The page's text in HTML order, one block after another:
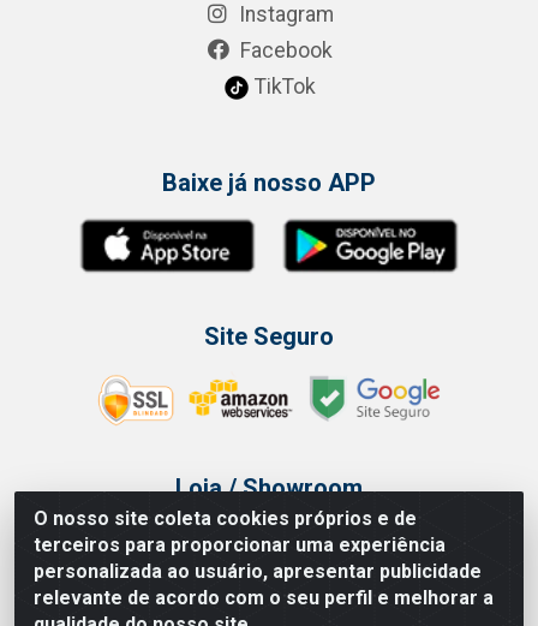
O nosso site coleta cookies próprios e de
terceiros para proporcionar uma experiência
personalizada ao usuário, apresentar publicidade
relevante de acordo com o seu perfil e melhorar a
Instagram
Facebook
TikTok
Baixe já nosso APP
Site Seguro
Loja / Showroom
Tel.: (11) 3314 6400
Av Vautier, 468 - Pari - São Paulo/SP